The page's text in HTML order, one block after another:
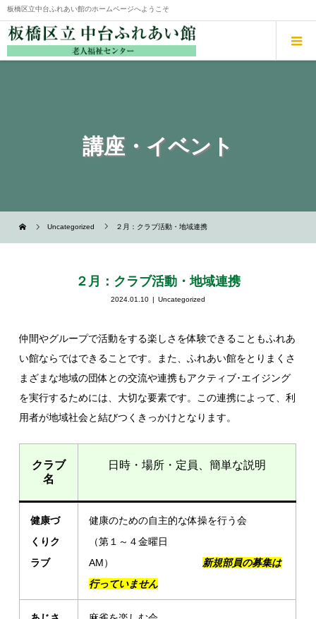
板橋区立中台ふれあい館のホームページへようこそ
講座・イベント
Uncategorized ２月：クラブ活動・地域連携
２月：クラブ活動・地域連携
2024.01.10 Uncategorized
仲間やグループで活動をする楽しさを体験できることもふれあ
い館ならではできることです。また、ふれあい館をとりまくさ
まざまな地域の団体との交流や連携もアクティブ･エイジング
を実行するためには、大切な要素です。この連携によって、利
用者が地域社会と結びつくきっかけとなります。
クラブ
名
日時・場所・定員、簡単な説明
健康づ
くりク
ラブ
健康のための自主的な体操を行う会
（第１～４金曜日
AM） 新規部員の募集は
行っていません